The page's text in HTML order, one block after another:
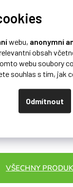
webu, anonymní
obsah
webu soubory
souhlas s tím, jak
Odmítnout
VŠECHNY